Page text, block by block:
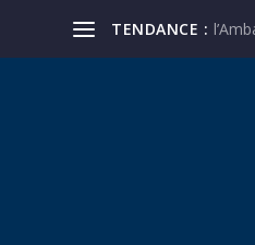
TENDANCE :